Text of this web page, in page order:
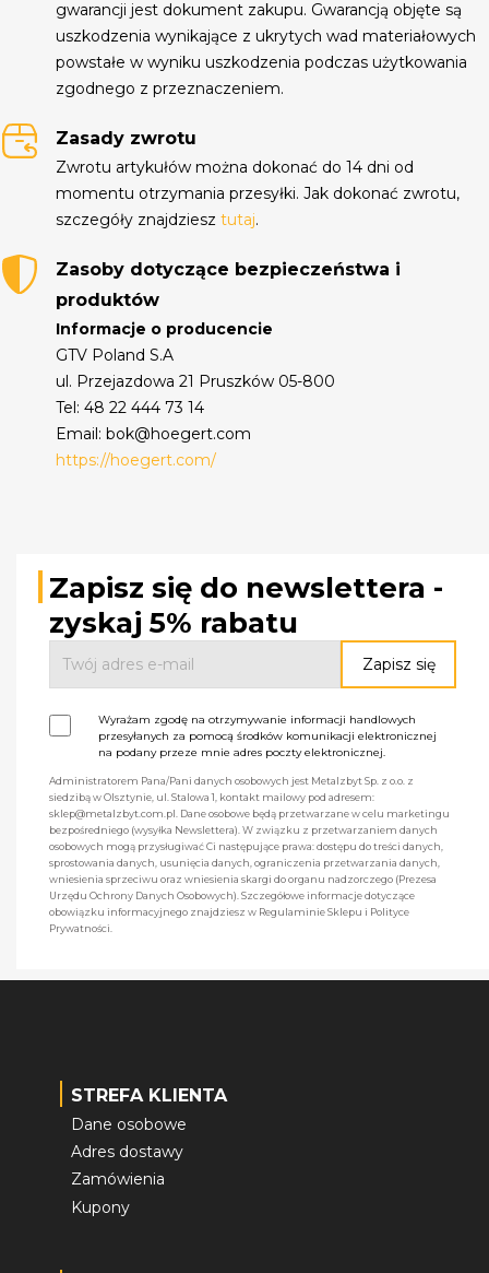
gwarancji jest dokument zakupu. Gwarancją objęte są
uszkodzenia wynikające z ukrytych wad materiałowych
powstałe w wyniku uszkodzenia podczas użytkowania
zgodnego z przeznaczeniem.
Zasady zwrotu
Zwrotu artykułów można dokonać do 14 dni od
momentu otrzymania przesyłki. Jak dokonać zwrotu,
szczegóły znajdziesztutaj.
Zasoby dotyczące bezpieczeństwa i
produktów
Informacje o producencie
GTV Poland S.A
ul. Przejazdowa 21 Pruszków 05-800
Tel: 48 22 444 73 14
Email: bok@hoegert.com
https://hoegert.com/
Zapisz się do newslettera -
zyskaj 5% rabatu
Wyrażam zgodę na otrzymywanie informacji handlowych
przesyłanych za pomocą środków komunikacji elektronicznej
na podany przeze mnie adres poczty elektronicznej.
Administratorem Pana/Pani danych osobowych jest Metalzbyt Sp. z o.o. z
siedzibą w Olsztynie, ul. Stalowa 1, kontakt mailowy pod adresem:
sklep@metalzbyt.com.pl. Dane osobowe będą przetwarzane w celu marketingu
bezpośredniego (wysyłka Newslettera). W związku z przetwarzaniem danych
osobowych mogą przysługiwać Ci następujące prawa: dostępu do treści danych,
sprostowania danych, usunięcia danych, ograniczenia przetwarzania danych,
wniesienia sprzeciwu oraz wniesienia skargi do organu nadzorczego (Prezesa
Urzędu Ochrony Danych Osobowych). Szczegółowe informacje dotyczące
obowiązku informacyjnego znajdziesz w Regulaminie Sklepu i Polityce
Prywatności.
STREFA KLIENTA
Dane osobowe
Adres dostawy
Zamówienia
Kupony